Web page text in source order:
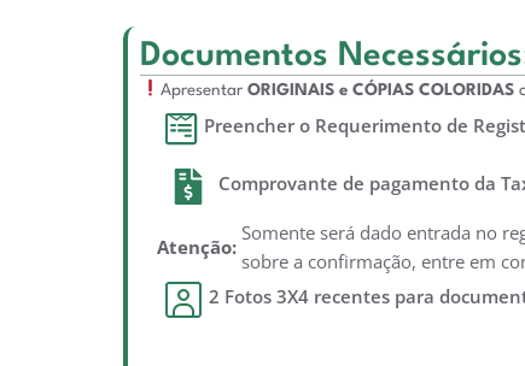
Documentos
ApresentarORIGINAIS e CÓPIAS COLORIDAS
Preencher o Requerimento de
Comprovante de pagamento da
Atenção:
Somente será dado entrada no
sobre a confirmação, entre em
2 Fotos 3X4 recentes para